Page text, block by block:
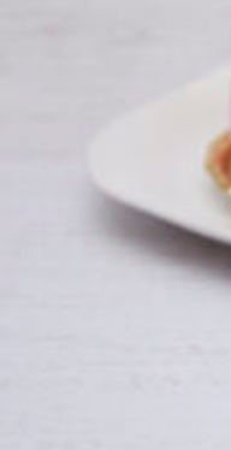
関西で開催。